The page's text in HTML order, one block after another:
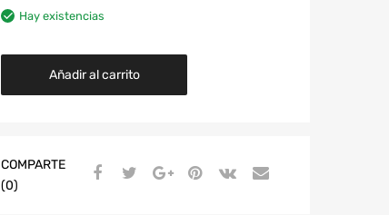
Hay existencias
Añadir al carrito
COMPARTE
(0)